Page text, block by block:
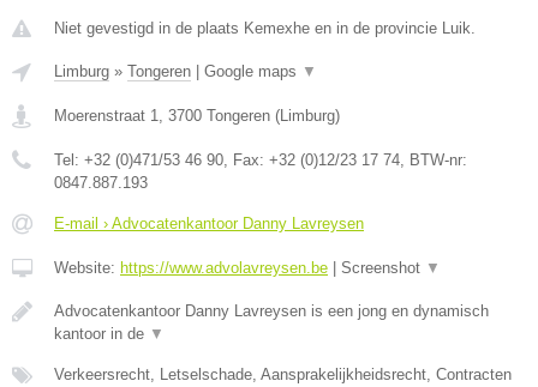
Niet gevestigd in de plaats Kemexhe en in de provincie Luik.
Limburg » Tongeren Google maps ▼
Moerenstraat 1, 3700 Tongeren (Limburg)
Tel: +32 (0)471/53 46 90, Fax: +32 (0)12/23 17 74, BTW-nr:
0847.887.193
E-mail › Advocatenkantoor Danny Lavreysen
Website: https://www.advolavreysen.be Screenshot ▼
Advocatenkantoor Danny Lavreysen is een jong en dynamisch
kantoor in de ▼
Verkeersrecht, Letselschade, Aansprakelijkheidsrecht, Contracten